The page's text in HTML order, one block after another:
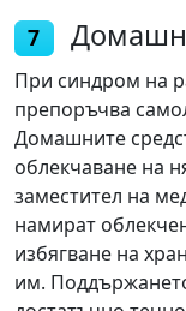
7
При синдром на
препоръчва
Домашните
облекчаване на
заместител на
намират
избягване на
им.